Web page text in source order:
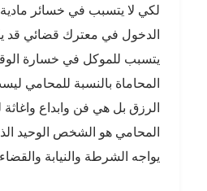
لكي لا يتسبب في خسائر
الدخول في معترك قضائي قد
يتسبب للموكل في خسارة
المحاماة بالنسبة للمحامي
الرزق بل هي فن وابداع
المحامي هو الشخص الوحيد
يواجه الشرطة والنيابة